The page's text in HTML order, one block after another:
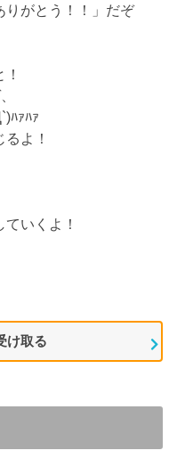
りがとう！！」だぞ
ﾊｧﾊｧ
よ！
いくよ！
け取る